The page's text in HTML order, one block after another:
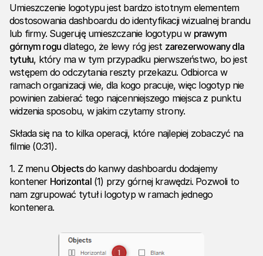
Umieszczenie logotypu jest bardzo istotnym elementem
dostosowania dashboardu do identyfikacji wizualnej brandu
lub firmy. Sugeruję umieszczanie logotypu w prawym
górnym rogu dlatego, że lewy róg jest zarezerwowany dla
tytułu, który ma w tym przypadku pierwszeństwo, bo jest
wstępem do odczytania reszty przekazu. Odbiorca w
ramach organizacji wie, dla kogo pracuje, więc logotyp nie
powinien zabierać tego najcenniejszego miejsca z punktu
widzenia sposobu, w jakim czytamy strony.
Składa się na to kilka operacji, które najlepiej zobaczyć na
filmie (0:31).
1. Z menu Objectsdo kanwy dashboardu dodajemy
kontener Horizontal(1) przy górnej krawędzi. Pozwoli to
nam zgrupować tytuł i logotyp w ramach jednego
kontenera.